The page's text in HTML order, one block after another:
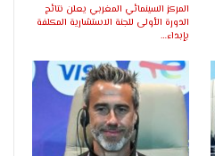
المركز السينمائي المغربي يعلن نتائج
الدورة الأولى للجنة الاستشارية المكلفة
بإبداء…